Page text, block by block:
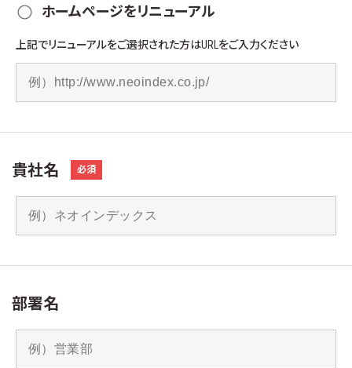
ホームページをリニューアル
上記でリニューアルをご選択された方はURLをご入力ください
貴社名 必須
部署名